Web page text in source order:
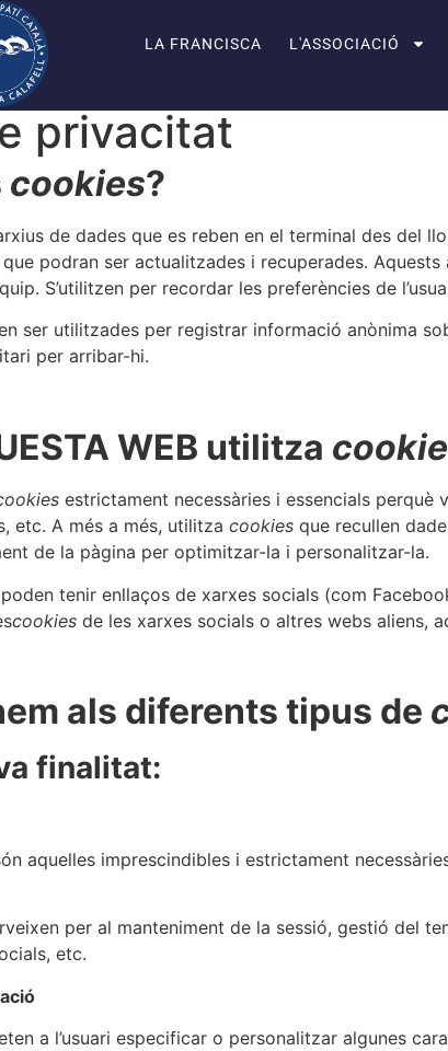
LA FRANCISCA L'ASSOCIACIÓ
privacitat
cookies?
de dades que es reben en el terminal des del
podran ser actualitzades i recuperades. Aquests
S’utilitzen per recordar les preferències de
ser utilitzades per registrar informació anònima
per arribar-hi.
WEB utilitza
estrictament necessàries i essencials
etc. A més a més, utilitza cookies que recullen
de la pàgina per optimitzar-la i personalitzar-la.
tenir enllaços de xarxes socials (com
cookies de les xarxes socials o altres webs aliens,
als diferents tipus de
finalitat:
aquelles imprescindibles i estrictament
per al manteniment de la sessió, gestió del
etc.
a l’usuari especificar o personalitzar algunes